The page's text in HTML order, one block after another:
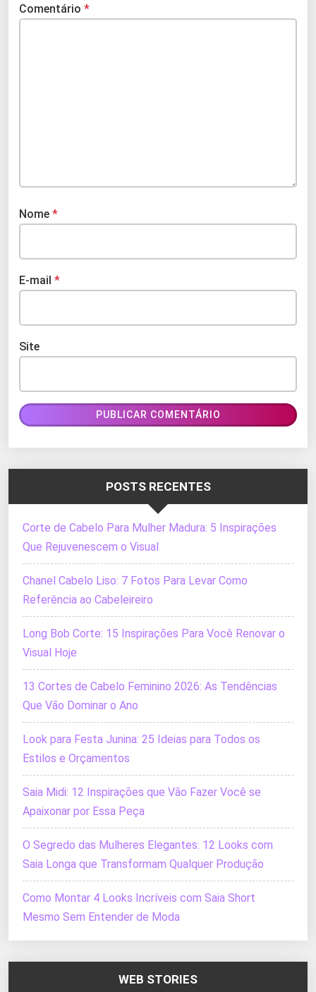
Comentário *
Nome *
E-mail *
Site
POSTS RECENTES
Corte de Cabelo Para Mulher Madura: 5 Inspirações
Que Rejuvenescem o Visual
Chanel Cabelo Liso: 7 Fotos Para Levar Como
Referência ao Cabeleireiro
Long Bob Corte: 15 Inspirações Para Você Renovar o
Visual Hoje
13 Cortes de Cabelo Feminino 2026: As Tendências
Que Vão Dominar o Ano
Look para Festa Junina: 25 Ideias para Todos os
Estilos e Orçamentos
Saia Midi: 12 Inspirações que Vão Fazer Você se
Apaixonar por Essa Peça
O Segredo das Mulheres Elegantes: 12 Looks com
Saia Longa que Transformam Qualquer Produção
Como Montar 4 Looks Incríveis com Saia Short
Mesmo Sem Entender de Moda
WEB STORIES